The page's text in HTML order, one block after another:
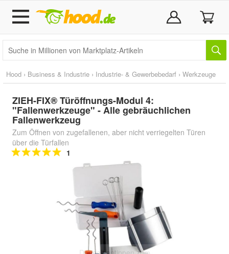
Hood › Business & Industrie › Industrie- & Gewerbebedarf › Werkzeuge
ZIEH-FIX® Türöffnungs-Modul 4:
"Fallenwerkzeuge" - Alle gebräuchlichen
Fallenwerkzeug
Zum Öffnen von zugefallenen, aber nicht verriegelten Türen
über die Türfallen
1